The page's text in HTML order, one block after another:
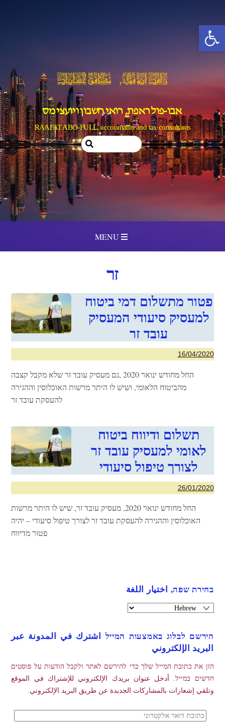
פתח סרגל נגישות
content
MENU
אבו-פול ראפת, רואי חשבון ויועצי מס
RAAFAT ABO-FULL, accountants and tax consultants
זר
פטור מתשלום דמי ביטוח
למעסיק סיעודי המעסיק
עובד זר
16/04/2020
החל מחודש ינואר 2020 ,גם מעסיק עובד זר שלא מקבל קצבה
מהביטוח הלאומי, ושיש לו היתר מרשות האוכלוסין וההגירה
להעסקת עובד זר
תשלום ודיווח ביטוח
לאומי למעסיק עובד זר
לצורך טיפול סיעודי
26/01/2020
החל מחודש ינואר 2020, מעסיק עובד זר, שיש לו היתר מרשות
האוכלוסין וההגירה להעסקת עובד זר לצורך טיפול סיעודי – יהיה
פטור מדיווח
בחירת שפה, اختيار اللغة
הירשם לבלוג באמצעות המייל اشترك في المدونة عبر
البريد الإلكتروني
הזן את כתובת המייל שלך כדי להירשם לאתר ולקבל הודעות על פוסטים
חדשים במייל. أدخل عنوان بريدك الإلكتروني للإشتراك في الموقع
وتلقي إشعارات بالمشاركات الجديدة عن طريق البريد الإلكتروني.
כתובת